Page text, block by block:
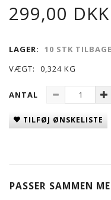
299,00 DKK
LAGER:
10 STK
VÆGT:
0,324 KG
ANTAL
TILFØJ ØNSKELISTE
PASSER SAMMEN